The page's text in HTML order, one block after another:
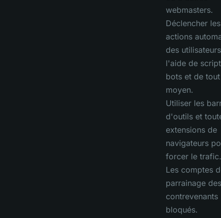
webmasters.
Déclencher les
actions
des
l'aide de
bots et de
moyen.
Utiliser les
d'outils et
extensions de
navigateurs
forcer le trafic.
Les comptes
parrainage des
contrevenants
bloqués.